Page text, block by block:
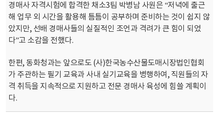
경매사 자격시험에 합격한 채소3팀 박병남 사원은 “저녁에 출근
해 업무 외 시간을 활용해 틈틈이 공부하며 준비하는 것이 쉽지 않
았지만, 선배 경매사들의 실질적인 조언과 격려가 큰 힘이 되었
다”고 소감을 전했다.
한편, 동화청과는 앞으로도 (사)한국농수산물도매시장법인협회
가 주관하는 필기 교육과 사내 실기교육을 병행하여, 직원들의 자
격 취득을 지속적으로 지원하고 전문 경매사 육성에 힘쓸 계획이
다.